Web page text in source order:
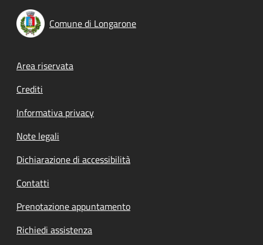
Comune di Longarone
Footer menu
Area riservata
Crediti
Informativa privacy
Note legali
Dichiarazione di accessibilità
Contatti
Prenotazione appuntamento
Richiedi assistenza